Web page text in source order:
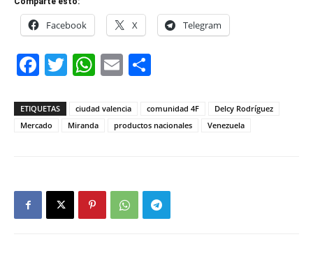
Facebook X Telegram
Facebook
Twitter
WhatsApp
Email
ETIQUETAS ciudad valencia comunidad 4F
Delcy Rodríguez
Mercado
Miranda productos nacionales Venezuela